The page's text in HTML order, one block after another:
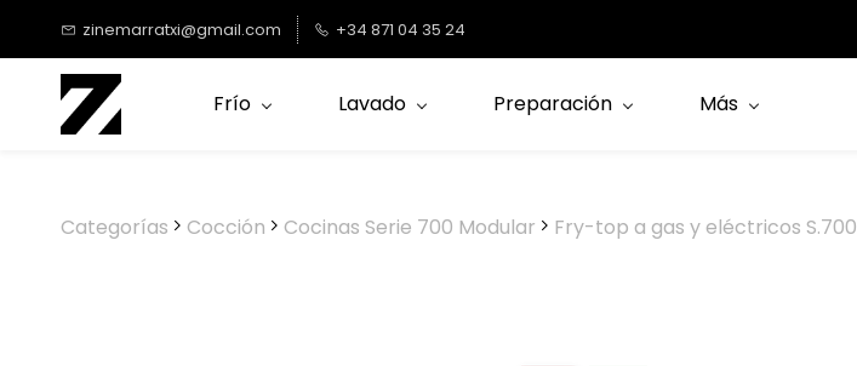
contenido
principal
zinemarratxi@gmail.com +34 871 04 35 24
Frío Lavado Preparación Más
Categorías Cocción Cocinas Serie 700 Modular Fry-top a gas y eléctricos S.700